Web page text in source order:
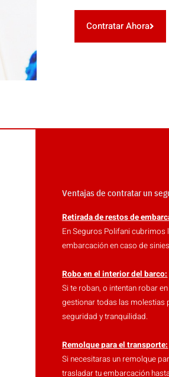
Contratar Ahora
Ventajas de contratar un
Retirada de restos de
En Seguros Polifani
embarcación en caso de
Robo en el interior del barco:
Si te roban, o intentan robar
gestionar todas las molestias
seguridad y tranquilidad.
Remolque para el transporte:
Si necesitaras un remolque
trasladar tu embarcación